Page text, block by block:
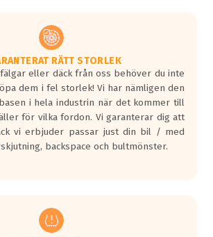
50km/h brukar
ljud överträffa
kommer det finnas
med vågar. Hög
med svarta vågor
påvisar om det är
år 2016.
svarta vågor är redan
RÄTT STORLEK
eller däck från oss behöver du inte
dem i fel storlek! Vi har nämligen den
i hela industrin när det kommer till
för vilka fordon. Vi garanterar dig att
vi erbjuder passar just din bil / med
backspace och bultmönster.